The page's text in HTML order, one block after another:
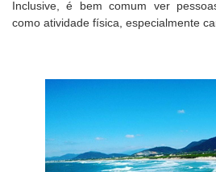
Inclusive, é bem comum ver
como atividade física, especialmente